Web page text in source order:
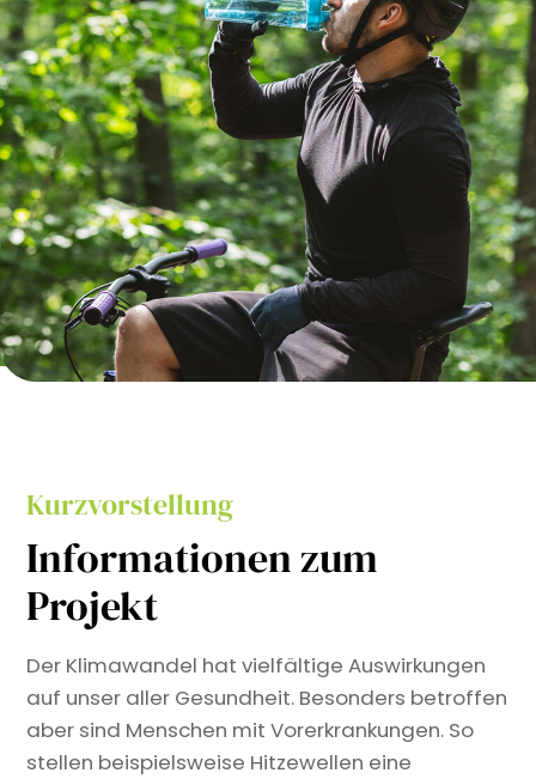
Kurzvorstellung
Informationen zum
Projekt
Der Klimawandel hat vielfältige Auswirkungen
auf unser aller Gesundheit. Besonders betroffen
aber sind Menschen mit Vorerkrankungen. So
stellen beispielsweise Hitzewellen eine